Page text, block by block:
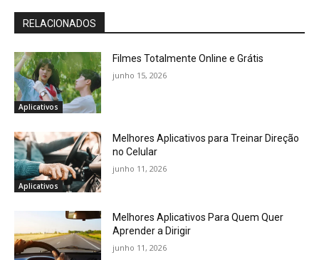
RELACIONADOS
Aplicativos
Filmes Totalmente Online e Grátis
junho 15, 2026
Aplicativos
Melhores Aplicativos para Treinar Direção
no Celular
junho 11, 2026
Melhores Aplicativos Para Quem Quer
Aprender a Dirigir
junho 11, 2026